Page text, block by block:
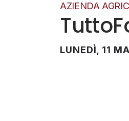
AZIENDA
LUNEDÌ, 11